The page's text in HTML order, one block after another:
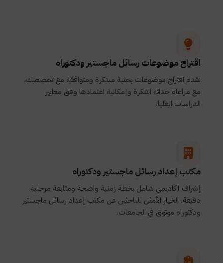
اقتراح موضوعات رسائل ماجستير ودكتوراه
نقدم اقتراح موضوعات بحثية مبتكرة ومتوافقة مع تخصصك،
مع مراعاة حداثة الفكرة وإمكانية اعتمادها وفق معايير
الدراسات العليا.
مكتب إعداد رسائل ماجستير ودكتوراه
إشراف أكاديمي شامل بخطة زمنية واضحة ومتابعة مرحلية
دقيقة. الخيار الأمثل للباحثين عن مكتب إعداد رسائل ماجستير
ودكتوراه موثوق في الجامعات.